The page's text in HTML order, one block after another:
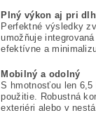
Plný výkon aj pri
Perfektné výsledky
umožňuje
efektívne a
Mobilný a odolný
S hmotnosťou len
použitie. Robustná
exteriéri alebo v